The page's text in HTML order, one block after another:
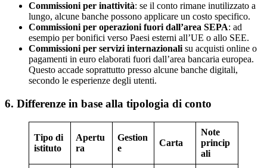
Commissioni per inattività: se il conto rimane inutilizzato a
lungo, alcune banche possono applicare un costo specifico.
Commissioni per operazioni fuori dall’area SEPA: ad
esempio per bonifici verso Paesi esterni all’UE o allo SEE.
Commissioni per servizi internazionali su acquisti online o
pagamenti in euro elaborati fuori dall’area bancaria europea.
Questo accade soprattutto presso alcune banche digitali,
secondo le esperienze degli utenti.
6. Differenze in base alla tipologia di conto
Tipo di
istituto
Apertu
ra
Gestion
e
Carta
Note
princip
ali